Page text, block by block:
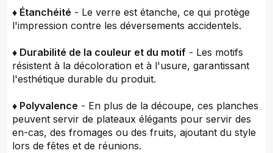
♦ Étanchéité - Le verre est étanche, ce qui protège
l'impression contre les déversements accidentels.
♦ Durabilité de la couleur et du motif - Les motifs
résistent à la décoloration et à l'usure, garantissant
l'esthétique durable du produit.
♦ Polyvalence - En plus de la découpe, ces planches
peuvent servir de plateaux élégants pour servir des
en-cas, des fromages ou des fruits, ajoutant du style
lors de fêtes et de réunions.